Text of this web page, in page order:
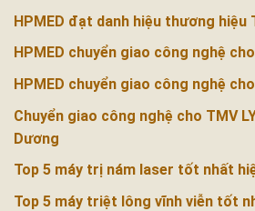
HPMED đạt danh hiệu thương hiệu
HPMED chuyển giao công nghệ
HPMED chuyển giao công nghệ
Chuyển giao công nghệ cho TMV
Dương
Top 5 máy trị nám laser tốt nhất
Top 5 máy triệt lông vĩnh viễn tốt